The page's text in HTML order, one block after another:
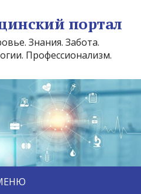
портал
Знания. Забота.
Профессионализм.